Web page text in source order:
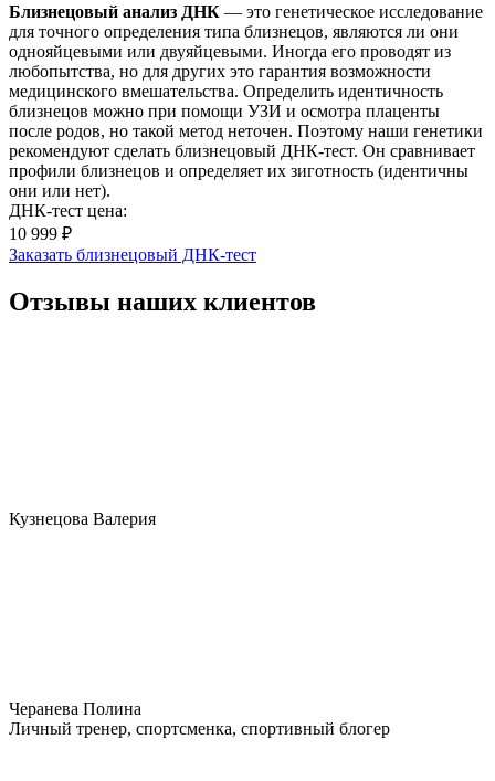
Близнецовый анализ ДНК — это генетическое исследование
для точного определения типа близнецов, являются ли они
однояйцевыми или двуяйцевыми. Иногда его проводят из
любопытства, но для других это гарантия возможности
медицинского вмешательства. Определить идентичность
близнецов можно при помощи УЗИ и осмотра плаценты
после родов, но такой метод неточен. Поэтому наши генетики
рекомендуют сделать близнецовый ДНК-тест. Он сравнивает
профили близнецов и определяет их зиготность (идентичны
они или нет).
ДНК-тест цена:
10 999 ₽
Заказать близнецовый ДНК-тест
Отзывы наших клиентов
Кузнецова Валерия
Черанева Полина
Личный тренер, спортсменка, спортивный блогер